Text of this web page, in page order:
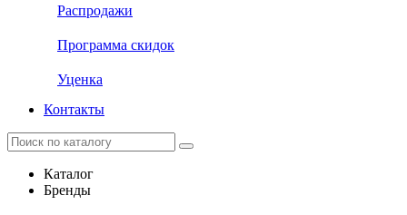
Распродажи
Программа скидок
Уценка
Контакты
Каталог
Бренды